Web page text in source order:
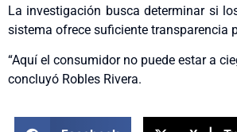
La investigación busca determinar si
sistema ofrece suficiente transparencia
“Aquí el consumidor no puede estar a
concluyó Robles Rivera.